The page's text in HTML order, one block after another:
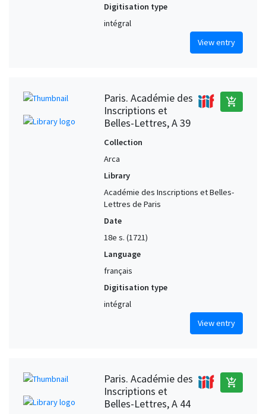
Digitisation type
intégral
View entry
Paris. Académie des
Inscriptions et
Belles-Lettres, A 39
add_shopping_cart
Collection
Arca
Library
Académie des Inscriptions et Belles-
Lettres de Paris
Date
18e s. (1721)
Language
français
Digitisation type
intégral
View entry
Paris. Académie des
Inscriptions et
Belles-Lettres, A 44
add_shopping_cart